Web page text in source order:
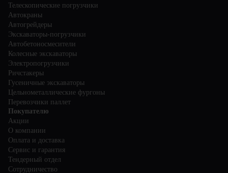
Телескопические погрузчики
Автокраны
Автогрейдеры
Экскаваторы-погрузчики
Автобетоносмесители
Колесные экскаваторы
Электропогрузчики
Ричстакеры
Гусеничные экскаваторы
Цельнометаллические фургоны
Перевозчики паллет
Покупателю
Акции
О компании
Оплата и доставка
Сервис и гарантия
Тендерный отдел
Сотрудничество